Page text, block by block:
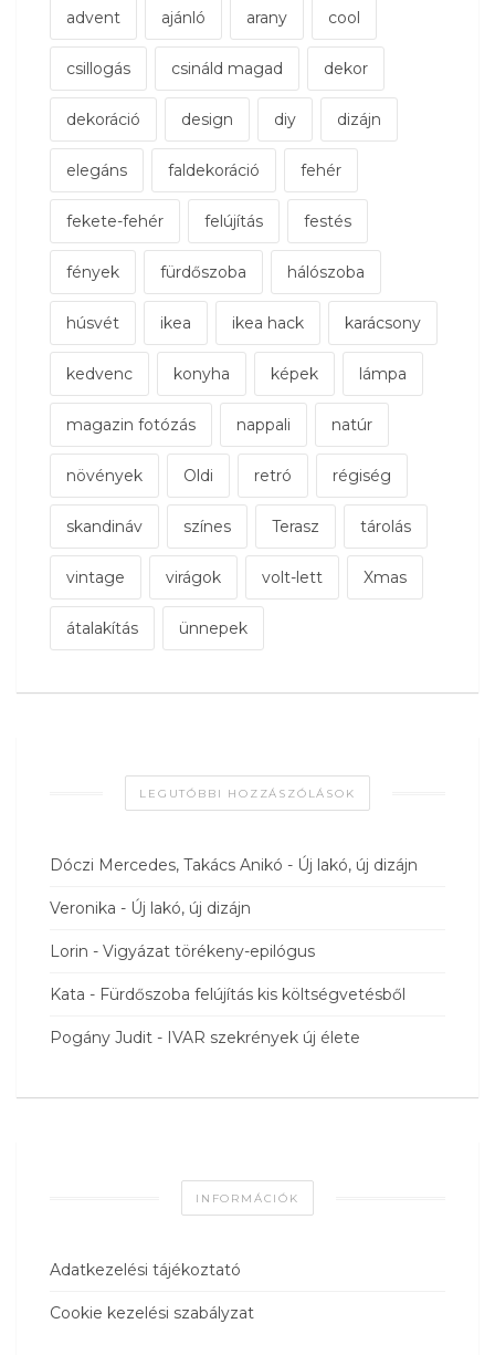
advent ajánló arany cool
csillogás csináld magad dekor
dekoráció design diy dizájn
elegáns faldekoráció fehér
fekete-fehér felújítás festés
fények fürdőszoba hálószoba
húsvét ikea ikea hack karácsony
kedvenc konyha képek lámpa
magazin fotózás nappali natúr
növények Oldi retró régiség
skandináv színes Terasz tárolás
vintage virágok volt-lett Xmas
átalakítás ünnepek
LEGUTÓBBI HOZZÁSZÓLÁSOK
Dóczi Mercedes, Takács Anikó - Új lakó, új dizájn
Veronika - Új lakó, új dizájn
Lorin - Vigyázat törékeny-epilógus
Kata - Fürdőszoba felújítás kis költségvetésből
Pogány Judit - IVAR szekrények új élete
INFORMÁCIÓK
Adatkezelési tájékoztató
Cookie kezelési szabályzat